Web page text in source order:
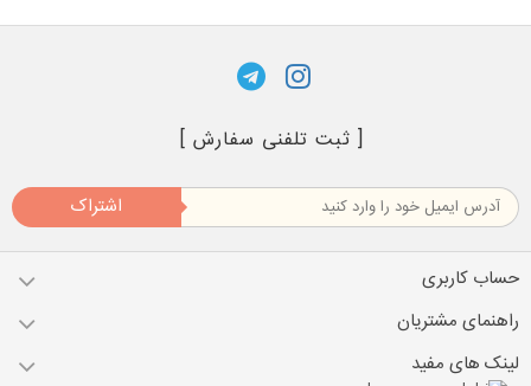
[ ثبت تلفنی سفارش ]
اشتراک
حساب کاربری
راهنمای مشتریان
لینک های مفید